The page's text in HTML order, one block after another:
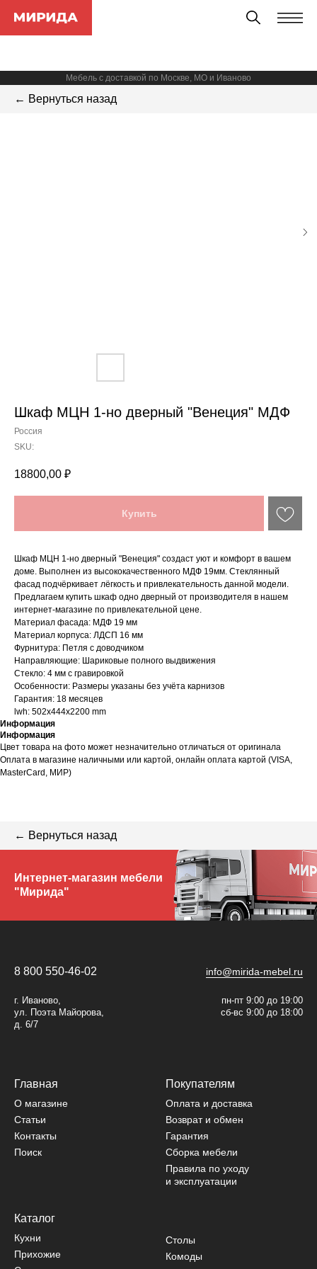
Мебель с доставкой по Москве, МО и Иваново
← Вернуться назад
Шкаф МЦН 1-но дверный "Венеция" МДФ
Россия
SKU:
18800,00 ₽
Купить
Шкаф МЦН 1-но дверный "Венеция" создаст уют и комфорт в вашем
доме. Выполнен из высококачественного МДФ 19мм. Стеклянный
фасад подчёркивает лёгкость и привлекательность данной модели.
Предлагаем купить шкаф одно дверный от производителя в нашем
интернет-магазине по привлекательной цене.
Материал фасада: МДФ 19 мм
Материал корпуса: ЛДСП 16 мм
Фурнитура: Петля с доводчиком
Направляющие: Шариковые полного выдвижения
Стекло: 4 мм с гравировкой
Особенности: Размеры указаны без учёта карнизов
Гарантия: 18 месяцев
lwh: 502x444x2200 mm
Информация
Информация
Цвет товара на фото может незначительно отличаться от оригинала
Оплата в магазине наличными или картой, онлайн оплата картой (VISA,
MasterCard, МИР)
← Вернуться назад
Интернет-магазин мебели
"Мирида"
Главная
info@mirida-mebel.ru
г. Иваново,
ул. Поэта Майорова,
д. 6/7
О магазине
пн-пт 9:00 до 19:00
сб-вс 9:00 до 18:00
8 800 550-46-02
Статьи
Контакты
Поиск
Покупателям
Оплата и доставка
Возврат и обмен
Гарантия
Сборка мебели
Каталог
Кухни
Прихожие
Столы
Комоды
Правила по уходу
и эксплуатации